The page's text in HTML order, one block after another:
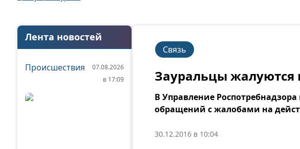
Лента новостей
Происшествия
07.08.2026
в 17:09
Связь
Зауральцы жалуются
В Управление Роспотребнадзора
обращений с жалобами на
30.12.2016 в 10:04